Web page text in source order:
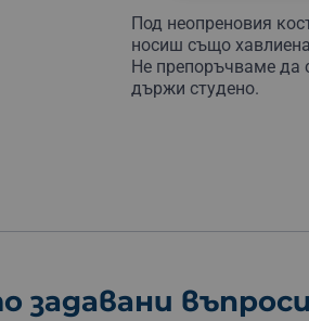
Под неопреновия
носиш също
Не препоръчваме да
държи студено.
задавани въпроси